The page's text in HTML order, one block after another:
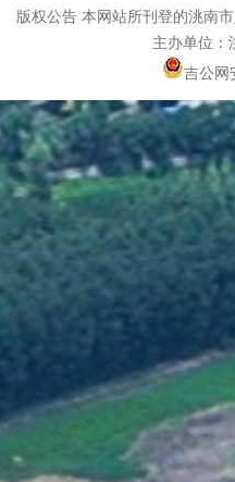
版权公告 本网站所刊登的洮南
主办单位
吉公网